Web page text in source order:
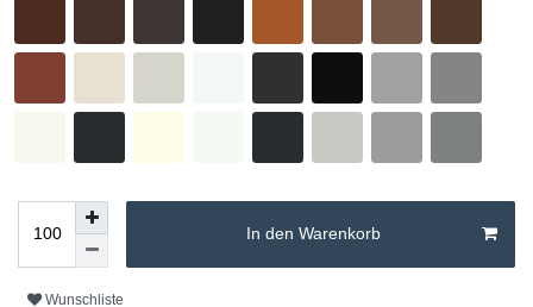
In den Warenkorb
Wunschliste